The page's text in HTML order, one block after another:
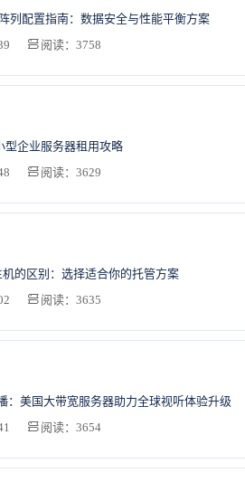
列配置指南：数据安全与性能平衡方案
阅读：3758
型企业服务器租用攻略
阅读：3629
机的区别：选择适合你的托管方案
阅读：3635
：美国大带宽服务器助力全球视听体验升级
阅读：3654